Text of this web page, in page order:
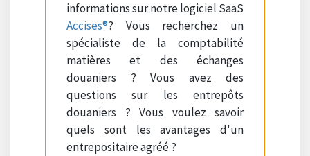
informations sur notre logiciel SaaS
Accises®? Vous recherchez un
spécialiste de la comptabilité
matières et des échanges
douaniers ? Vous avez des
questions sur les entrepôts
douaniers ? Vous voulez savoir
quels sont les avantages d'un
entrepositaire agréé ?